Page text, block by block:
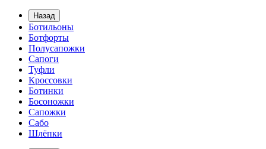
Назад
Ботильоны
Ботфорты
Полусапожки
Сапоги
Туфли
Кроссовки
Ботинки
Босоножки
Сапожки
Сабо
Шлёпки